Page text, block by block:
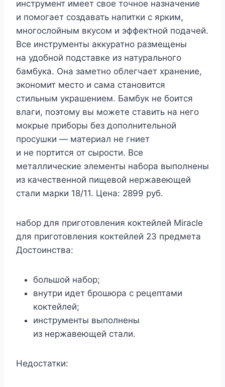
инструмент имеет свое точное назначение
и помогает создавать напитки с ярким,
многослойным вкусом и эффектной подачей.
Все инструменты аккуратно размещены
на удобной подставке из натурального
бамбука. Она заметно облегчает хранение,
экономит место и сама становится
стильным украшением. Бамбук не боится
влаги, поэтому вы можете ставить на него
мокрые приборы без дополнительной
просушки — материал не гниет
и не портится от сырости. Все
металлические элементы набора выполнены
из качественной пищевой нержавеющей
стали марки 18/11. Цена: 2899 руб.
набор для приготовления коктейлей Miracle
для приготовления коктейлей 23 предмета
Достоинства:
большой набор;
внутри идет брошюра с рецептами
коктейлей;
инструменты выполнены
из нержавеющей стали.
Недостатки: